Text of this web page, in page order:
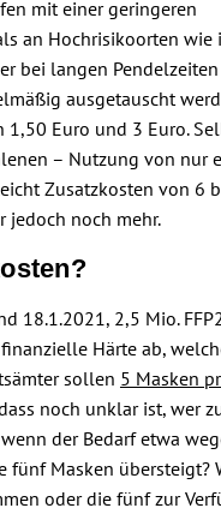
mit einer geringeren
an Hochrisikoorten wie
bei langen Pendelzeiten
ausgetauscht
1,50 Euro und 3 Euro.
– Nutzung von nur
Zusatzkosten von 6
jedoch noch mehr.
18.1.2021, 2,5 Mio.
Härte ab,
sollen 5 Masken
noch unklar ist, wer
der Bedarf etwa
fünf Masken übersteigt?
oder die fünf zur